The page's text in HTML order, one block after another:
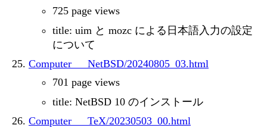
725 page views
title: uim と mozc による日本語入力の設定
について
Computer___NetBSD/20240805_03.html
701 page views
title: NetBSD 10 のインストール
Computer___TeX/20230503_00.html